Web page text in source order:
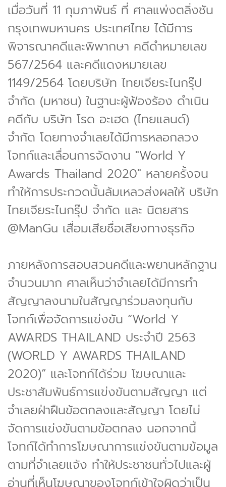
เมื่อวันที่ 11 กุมภาพันธ์ ที่ ศาลแพ่งตลิ่งชัน
กรุงเทพมหานคร ประเทศไทย ได้มีการ
พิจารณาคดีและพิพากษา คดีดำหมายเลข
567/2564 และคดีแดงหมายเลข
1149/2564 โดยบริษัท ไทยเจียระไนกรุ๊ป
จำกัด (มหาชน) ในฐานะผู้ฟ้องร้อง ดำเนิน
คดีกับ บริษัท โรด อะเฮด (ไทยแลนด์)
จำกัด โดยทางจำเลยได้มีการหลอกลวง
โจทก์และเลื่อนการจัดงาน "World Y
Awards Thailand 2020" หลายครั้งจน
ทำให้การประกวดนั้นล้มเหลวส่งผลให้ บริษัท
ไทยเจียระไนกรุ๊ป จำกัด และ นิตยสาร
@ManGu เสื่อมเสียชื่อเสียงทางธุรกิจ
ภายหลังการสอบสวนคดีและพยานหลักฐาน
จำนวนมาก ศาลเห็นว่าจำเลยได้มีการทำ
สัญญาลงนามในสัญญาร่วมลงทุนกับ
โจทก์เพื่อจัดการแข่งขัน “World Y
AWARDS THAILAND ประจำปี 2563
(WORLD Y AWARDS THAILAND
2020)” และโจทก์ได้ร่วม โฆษณาและ
ประชาสัมพันธ์การแข่งขันตามสัญญา แต่
จำเลยฝ่าฝืนข้อตกลงและสัญญา โดยไม่
จัดการแข่งขันตามข้อตกลง นอกจากนี้
โจทก์ได้ทำการโฆษณาการแข่งขันตามข้อมูล
ตามที่จำเลยแจ้ง ทำให้ประชาชนทั่วไปและผู้
อ่านที่เห็นโฆษณาของโจทก์เข้าใจผิดว่าเป็น